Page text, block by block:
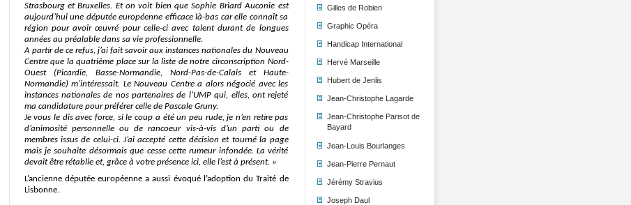
Gilles de Robien
Graphic Opéra
Handicap International
Hervé Marseille
Hubert de Jenlis
Jean-Christophe Lagarde
Jean-Christophe Parisot de
Bayard
Jean-Louis Bourlanges
Jean-Pierre Pernaut
Jérémy Stravius
Joseph Daul
Strasbourg et Bruxelles. Et on voit bien que Sophie Briard Auconie est
aujourd’hui une députée européenne efficace là-bas car elle connaît sa
région pour avoir œuvré pour celle-ci avec talent durant de longues
années au préalable dans sa vie professionnelle.
A partir de ce refus, j’ai fait savoir aux instances nationales du Nouveau
Centre que la quatrième place sur la liste de notre circonscription Nord-
Ouest (Picardie, Basse-Normandie, Nord-Pas-de-Calais et Haute-
Normandie) m’intéressait. Le Nouveau Centre a alors négocié avec les
instances nationales de nos partenaires de l’UMP qui, elles, ont rejeté
ma candidature pour préférer celle de Pascale Gruny.
Je vous le dis avec force, si le coup a été un peu rude, je n’en retire pas
d’animosité personnelle ou de rancoeur vis-à-vis d’un parti ou de
membres issus de celui-ci. J’ai accepté cette décision et tourné la page
mais je souhaite désormais que cesse cette rumeur infondée. La vérité
devait être rétablie et, grâce à votre présence ici, elle l’est à présent. »
L’ancienne députée européenne a aussi évoqué l’adoption du Traité de
Lisbonne.